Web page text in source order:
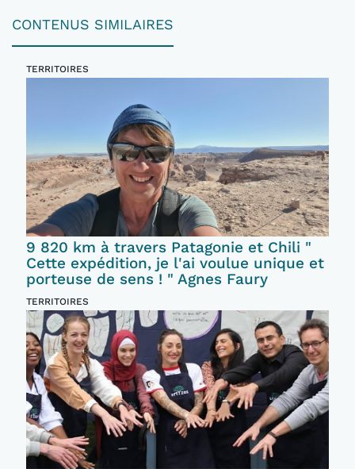
CONTENUS SIMILAIRES
TERRITOIRES
9 820 km à travers Patagonie et Chili "
Cette expédition, je l'ai voulue unique et
porteuse de sens ! " Agnes Faury
TERRITOIRES